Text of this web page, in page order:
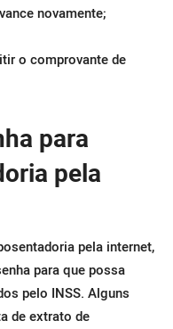
novamente;
o comprovante de
para
pela
pela internet,
para que possa
pelo INSS. Alguns
de extrato de